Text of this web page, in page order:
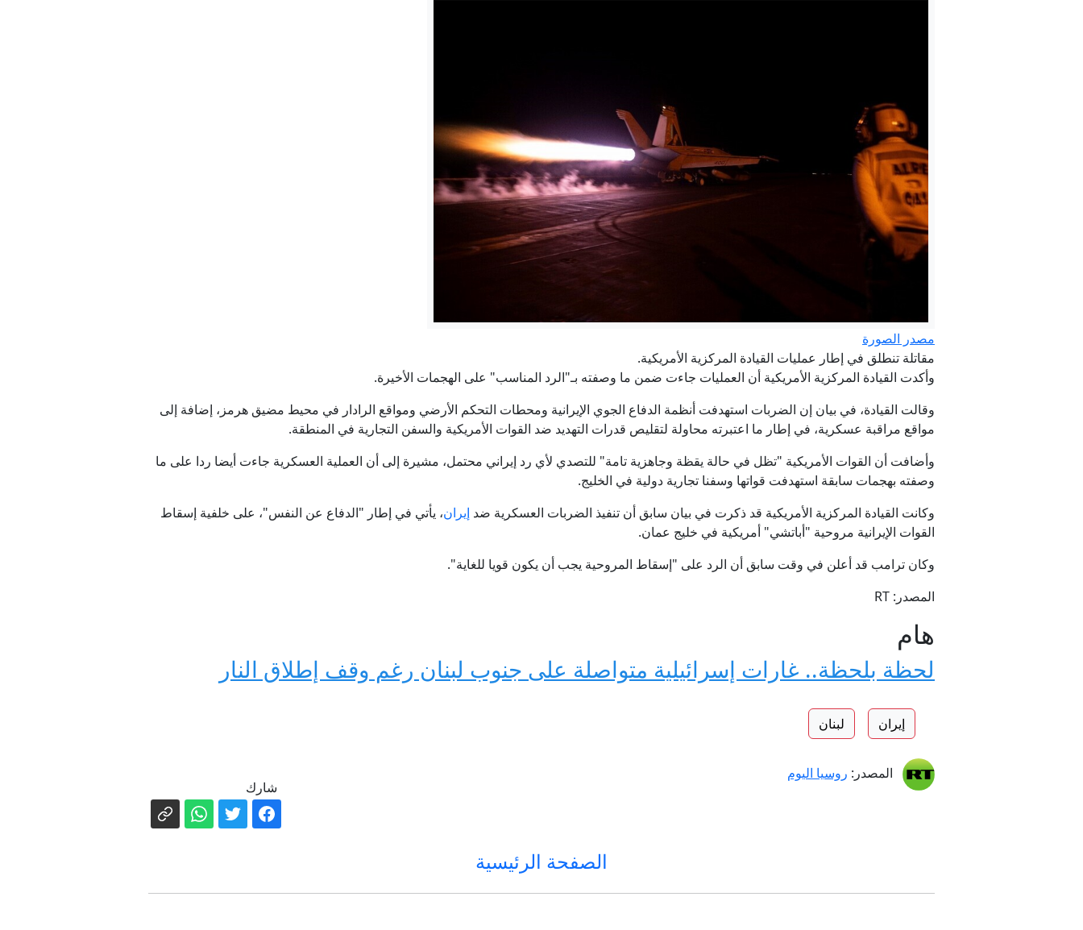
قمة سعودية تركية باكستانية في جدة وسط تسارع التطورات الإقليمية
"أزمة سبتة".. المغرب "مستعد" للتعاون في إعادة القصر
الأمن الفيدرالي الروسي يفكك شبكة "كريبتو" في موسكو تعمل لصالح كييف
في عالية نجد بالسعودية.. اكتشاف مواقع أثرية تعود إلى آلاف السنين
مصدر الصورة
مقاتلة تنطلق في إطار عمليات القيادة المركزية الأمريكية.
وأكدت القيادة المركزية الأمريكية أن العمليات جاءت ضمن ما وصفته بـ"الرد المناسب" على الهجمات الأخيرة.
وقالت القيادة، في بيان إن الضربات استهدفت أنظمة الدفاع الجوي الإيرانية ومحطات التحكم الأرضي ومواقع الرادار في محيط مضيق هرمز، إضافة إلى
مواقع مراقبة عسكرية، في إطار ما اعتبرته محاولة لتقليص قدرات التهديد ضد القوات الأمريكية والسفن التجارية في المنطقة.
وأضافت أن القوات الأمريكية "تظل في حالة يقظة وجاهزية تامة" للتصدي لأي رد إيراني محتمل، مشيرة إلى أن العملية العسكرية جاءت أيضا ردا على ما
وصفته بهجمات سابقة استهدفت قواتها وسفنا تجارية دولية في الخليج.
وكانت القيادة المركزية الأمريكية قد ذكرت في بيان سابق أن تنفيذ الضربات العسكرية ضد إيران، يأتي في إطار "الدفاع عن النفس"، على خلفية إسقاط
القوات الإيرانية مروحية "أباتشي" أمريكية في خليج عمان.
وكان ترامب قد أعلن في وقت سابق أن الرد على "إسقاط المروحية يجب أن يكون قويا للغاية".
المصدر: RT
هام
لحظة بلحظة.. غارات إسرائيلية متواصلة على جنوب لبنان رغم وقف إطلاق النار
إيران لبنان
المصدر: روسيا اليوم
شارك
الصفحة الرئيسية